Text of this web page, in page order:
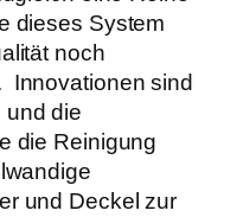
dieses System
noch
Innovationen sind
und die
die Reinigung
und Deckel zur